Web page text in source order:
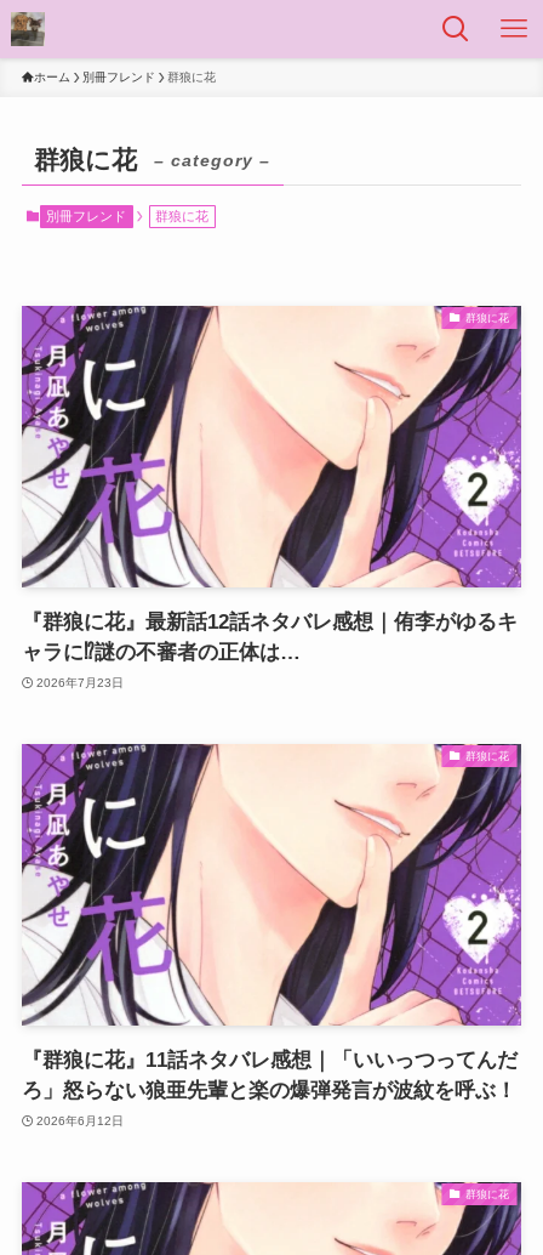
ホーム 別冊フレンド 群狼に花
群狼に花 – category –
別冊フレンド 群狼に花
群狼に花
『群狼に花』最新話12話ネタバレ感想｜侑李がゆるキ
ャラに⁉謎の不審者の正体は…
2026年7月23日
群狼に花
『群狼に花』11話ネタバレ感想｜「いいっつってんだ
ろ」怒らない狼亜先輩と楽の爆弾発言が波紋を呼ぶ！
2026年6月12日
群狼に花